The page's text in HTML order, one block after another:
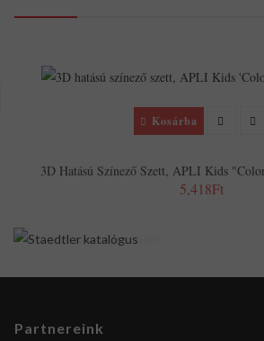
Kosárba
3D Hatású Színező Szett, APLI Kids
5,418Ft
Partnereink